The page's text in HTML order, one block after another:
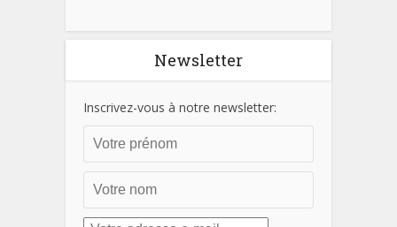
Newsletter
Inscrivez-vous à notre newsletter: